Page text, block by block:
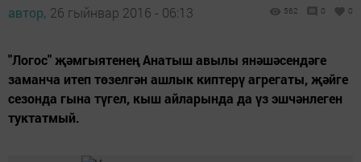
автор, 26 гыйнвар 2016 - 06:13 562 0 0
"Логос" җәмгыятенең Анатыш авылы янәшәсендәге
заманча итеп төзелгән ашлык киптерү агрегаты, җәйге
сезонда гына түгел, кыш айларында да үз эшчәнлеген
туктатмый.